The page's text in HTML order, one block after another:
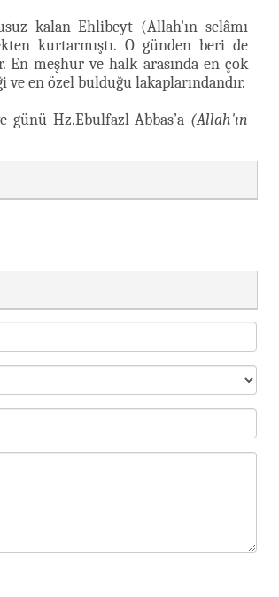
kalan Ehlibeyt (Allah'ın selâmı
kurtarmıştı. O günden beri de
En meşhur ve halk arasında en çok
ve en özel bulduğu lakaplarındandır.
Hz.Ebulfazl Abbas’a (Allah'ın